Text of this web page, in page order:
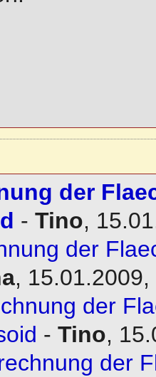
der
- Tino,
der
, 15.01.2009,
der
- Tino,
der